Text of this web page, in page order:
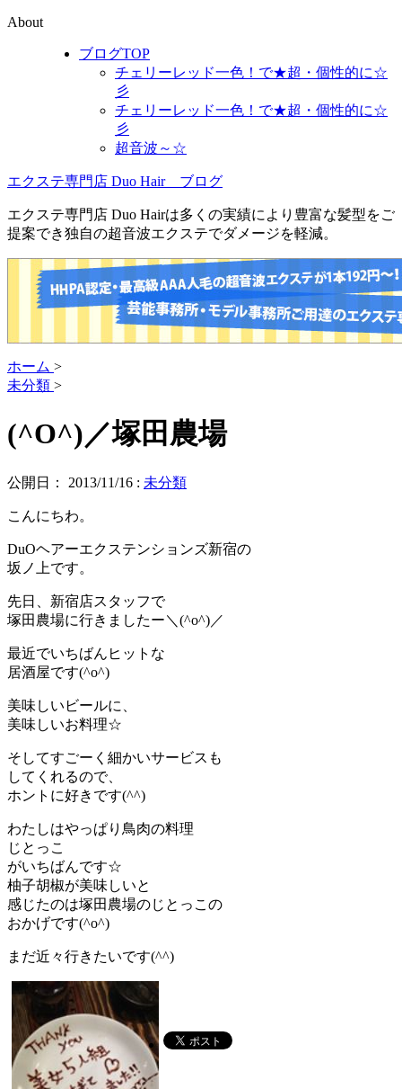
About
ブログTOP
チェリーレッド一色！で★超・個性的に☆
彡
チェリーレッド一色！で★超・個性的に☆
彡
超音波～☆
エクステ専門店 Duo Hair ブログ
エクステ専門店 Duo Hairは多くの実績により豊富な髪型をご
提案でき独自の超音波エクステでダメージを軽減。
ホーム >
未分類 >
(^O^)／塚田農場
公開日： 2013/11/16 : 未分類
こんにちわ。
DuOヘアーエクステンションズ新宿の
坂ノ上です。
先日、新宿店スタッフで
塚田農場に行きましたー＼(^o^)／
最近でいちばんヒットな
居酒屋です(^o^)
美味しいビールに、
美味しいお料理☆
そしてすごーく細かいサービスも
してくれるので、
ホントに好きです(^^)
わたしはやっぱり鳥肉の料理
じとっこ
がいちばんです☆
柚子胡椒が美味しいと
感じたのは塚田農場のじとっこの
おかげです(^o^)
まだ近々行きたいです(^^)